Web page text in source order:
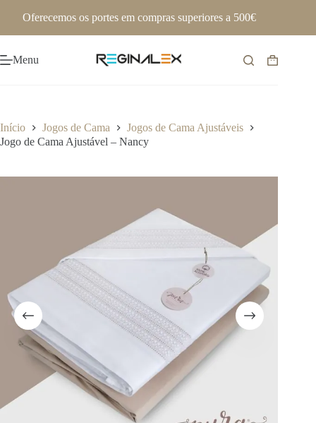
Oferecemos os portes em compras superiores a 500€
Menu
Carrinho
Início Jogos de Cama
Jogos de Cama Ajustáveis
Jogo de Cama Ajustável – Nancy